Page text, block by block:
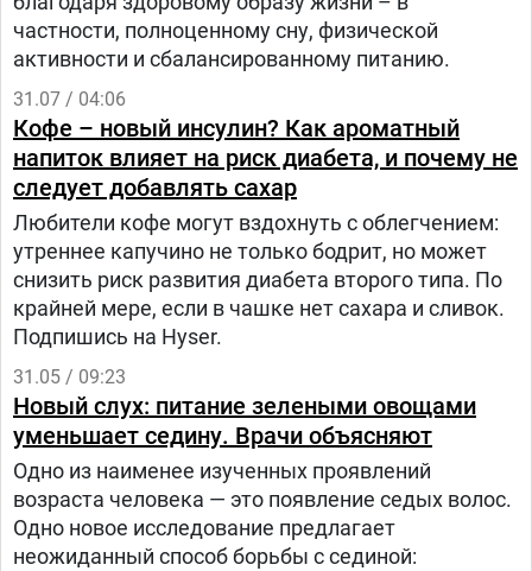
частности, полноценному сну, физической
активности и сбалансированному питанию.
31.07 / 04:06
Кофе – новый инсулин? Как ароматный
напиток влияет на риск диабета, и почему не
следует добавлять сахар
Любители кофе могут вздохнуть с облегчением:
утреннее капучино не только бодрит, но может
снизить риск развития диабета второго типа. По
крайней мере, если в чашке нет сахара и сливок.
Подпишись на Hyser.
31.05 / 09:23
Новый слух: питание зелеными овощами
уменьшает седину. Врачи объясняют
Одно из наименее изученных проявлений
возраста человека — это появление седых волос.
Одно новое исследование предлагает
неожиданный способ борьбы с сединой: